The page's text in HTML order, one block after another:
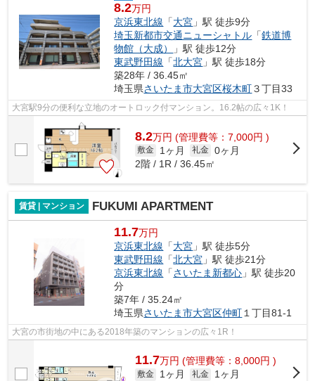
8.2万円
京浜東北線 「大宮 」駅 徒歩9分
埼玉新都市交通ニューシャトル 「鉄道博
物館（大成）
」駅 徒歩12分
東武野田線 「北大宮 」駅 徒歩18分
築28年 / 36.45㎡
埼玉県さいたま市大宮区桜木町３丁目33
大宮駅9分の便利な立地のオートロック付マンション。16.2帖の広々1K！
8.2万円 (管理費等：7,000円 )
敷金 1ヶ月 礼金 0ヶ月
2階 / 1R / 36.45㎡
賃貸 | マンション FUKUMI APARTMENT
11.7万円
京浜東北線 「大宮 」駅 徒歩5分
東武野田線 「北大宮 」駅 徒歩21分
京浜東北線 「さいたま新都心 」駅 徒歩20
分
築7年 / 35.24㎡
埼玉県さいたま市大宮区仲町 １丁目81-1
大宮の市街地の中にある2018年築のマンションの広々1R！
11.7万円 (管理費等：8,000円 )
敷金 1ヶ月 礼金
1ヶ月